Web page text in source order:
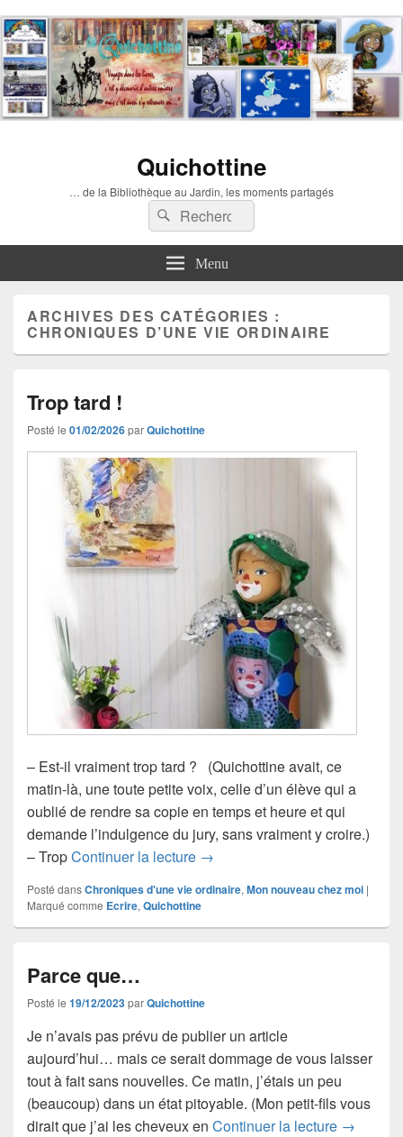
Quichottine
… de la Bibliothèque au Jardin, les moments partagés
Recherche :
Rechercher
Menu
ARCHIVES DES CATÉGORIES :
CHRONIQUES D’UNE VIE ORDINAIRE
Trop tard !
Posté le 01/02/2026parQuichottine
– Est-il vraiment trop tard ? (Quichottine avait, ce
matin-là, une toute petite voix, celle d’un élève qui a
oublié de rendre sa copie en temps et heure et qui
demande l’indulgence du jury, sans vraiment y croire.)
– TropContinuer la lecture Trop tard !
→
Posté dansChroniques d'une vie ordinaire, Mon nouveau chez moi |
Marqué comme Ecrire, Quichottine
Parce que…
Posté le 19/12/2023parQuichottine
Je n’avais pas prévu de publier un article
aujourd’hui… mais ce serait dommage de vous laisser
tout à fait sans nouvelles. Ce matin, j’étais un peu
(beaucoup) dans un état pitoyable. (Mon petit-fils vous
dirait que j’ai les cheveux en Continuer la lecture Parce
→